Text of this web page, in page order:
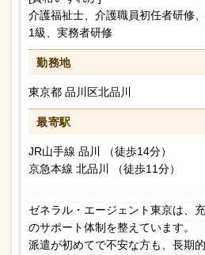
介護福祉士、介護職員初任者研修
1級、実務者研修
勤務地
東京都 品川区北品川
最寄駅
JR山手線 品川 （徒歩14分）
京急本線 北品川 （徒歩11分）
ゼネラル・エージェント東京は、
のサポート体制を整えています。
派遣が初めてで不安な方も、長期